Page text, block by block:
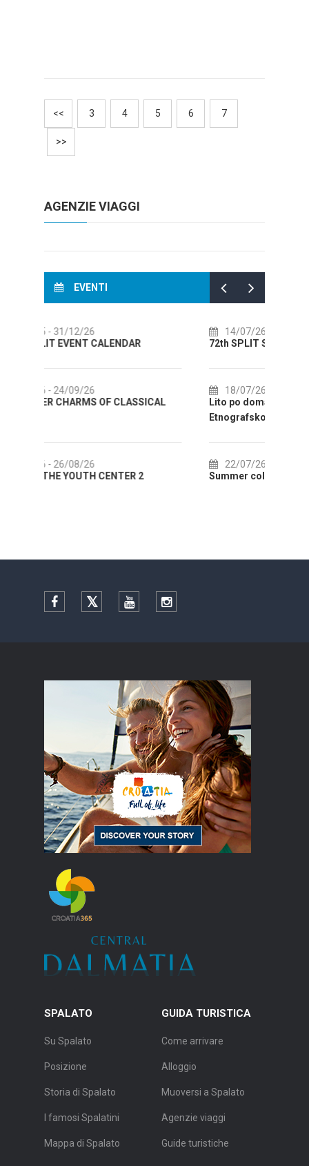
<< 3 4 5 6 7
>>
AGENZIE VIAGGI
EVENTI
14/07/26
72th SPLIT SUMMER FESTIVAL
18/07/26
Lito po domaću! - promotivna akcija
22/07/26
Summer colours of Split 2026
Facebook TwitterYouTubeInstagram
SPALATO
Su Spalato
Posizione
Storia di Spalato
I famosi Spalatini
Mappa di Spalato
GUIDA TURISTICA
Come arrivare
Alloggio
Muoversi a Spalato
Agenzie viaggi
Guide turistiche